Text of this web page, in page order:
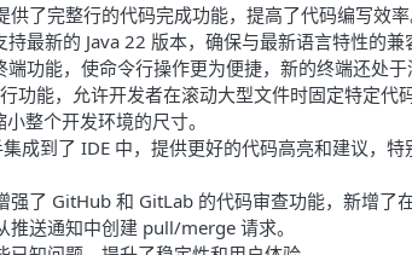
供了完整行的代码完成功能，提高了代码编写效率
持最新的 Java 22 版本，确保与最新语言特性的兼
端功能，使命令行操作更为便捷，新的终端还处于
功能，允许开发者在滚动大型文件时固定特定代
整个开发环境的尺寸。
成到了 IDE 中，提供更好的代码高亮和建议，
强了 GitHub 和 GitLab 的代码审查功能，新增了
推送通知中创建 pull/merge 请求。